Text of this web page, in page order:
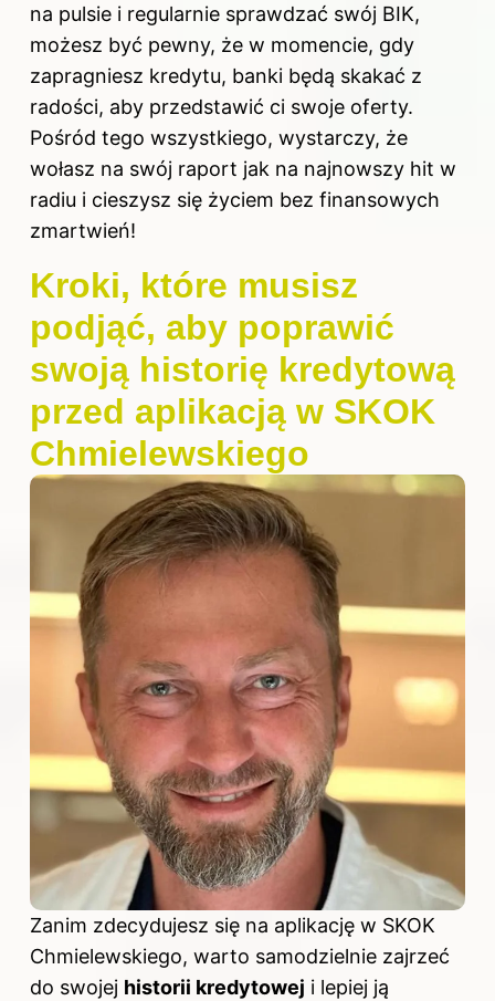
na pulsie i regularnie sprawdzać swój BIK,
możesz być pewny, że w momencie, gdy
zapragniesz kredytu, banki będą skakać z
radości, aby przedstawić ci swoje oferty.
Pośród tego wszystkiego, wystarczy, że
wołasz na swój raport jak na najnowszy hit w
radiu i cieszysz się życiem bez finansowych
zmartwień!
Kroki, które musisz
podjąć, aby poprawić
swoją historię kredytową
przed aplikacją w SKOK
Chmielewskiego
Zanim zdecydujesz się na aplikację w SKOK
Chmielewskiego, warto samodzielnie zajrzeć
do swojej historii kredytowej i lepiej ją